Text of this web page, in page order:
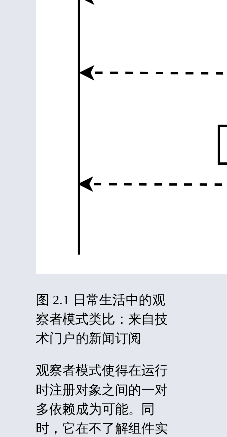
图 2.1 日常生活中的观
察者模式类比：来自技
术门户的新闻订阅
观察者模式使得在运行
时注册对象之间的一对
多依赖成为可能。同
时，它在不了解组件实